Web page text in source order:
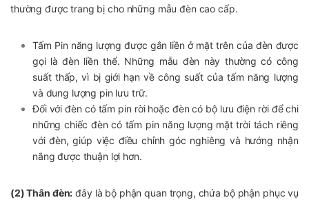
thường được trang bị cho những mẫu đèn cao cấp.
Tấm Pin năng lượng được gắn liền ở mặt trên của đèn được
gọi là đèn liền thể. Những mẫu đèn này thường có công
suất thấp, vì bị giới hạn về công suất của tấm năng lượng
và dung lượng pin lưu trữ.
Đối với đèn có tấm pin rời hoặc đèn có bộ lưu điện rời để chi
những chiếc đèn có tấm pin năng lượng mặt trời tách riêng
với đèn, giúp việc điều chỉnh góc nghiêng và hướng nhận
nắng được thuận lợi hơn.
(2) Thân đèn: đây là bộ phận quan trọng, chứa bộ phận phục vụ